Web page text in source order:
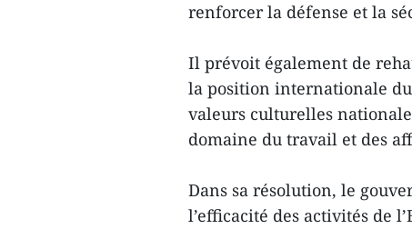
renforcer la défense et la
Il prévoit également de
la position internationale
valeurs culturelles
domaine du travail et des
Dans sa résolution, le
l’efficacité des activités de